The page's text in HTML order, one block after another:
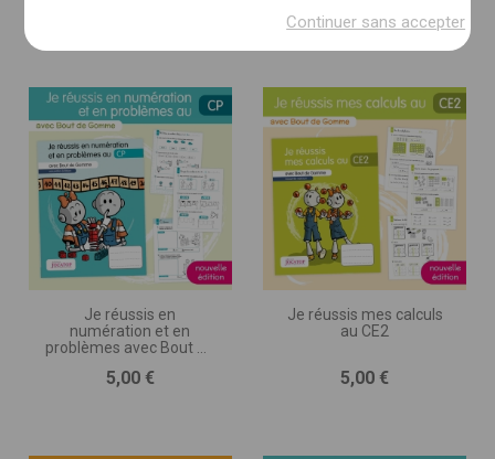
Je réussis en
numération et en
problèmes avec Bout de
Prix
5,00 €
Je réussis mes calculs
au CE2
Prix
5,00 €
Continuer sans accepter
DESCRIPTION DU PROJET * :
(nombre de pages, séances, jeux ou exercices, nombre
d’illustrations, matériel d’accompagnement,
programmation, etc.)